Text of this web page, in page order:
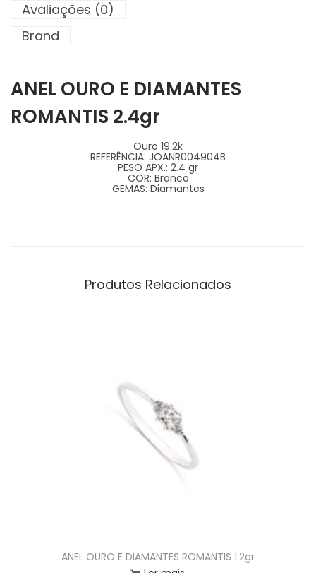
Avaliações (0)
Brand
ANEL OURO E DIAMANTES
ROMANTIS 2.4gr
Ouro 19.2k
REFERÊNCIA: JOANR004904B
PESO APX.: 2.4 gr
COR: Branco
GEMAS: Diamantes
Produtos Relacionados
ANEL OURO E DIAMANTES ROMANTIS 1.2gr